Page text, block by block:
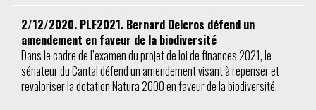
2/12/2020. PLF2021. Bernard Delcros défend un
amendement en faveur de la biodiversité
Dans le cadre de l’examen du projet de loi de finances 2021, le
sénateur du Cantal défend un amendement visant à repenser et
revaloriser la dotation Natura 2000 en faveur de la biodiversité.